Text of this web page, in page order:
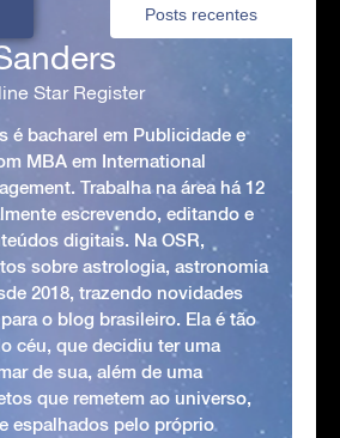
Posts recentes
Star Register
é bacharel em Publicidade e
MBA em International
Trabalha na área há 12
escrevendo, editando e
digitais. Na OSR,
sobre astrologia, astronomia
2018, trazendo novidades
o blog brasileiro. Ela é tão
céu, que decidiu ter uma
de sua, além de uma
que remetem ao universo,
espalhados pelo próprio